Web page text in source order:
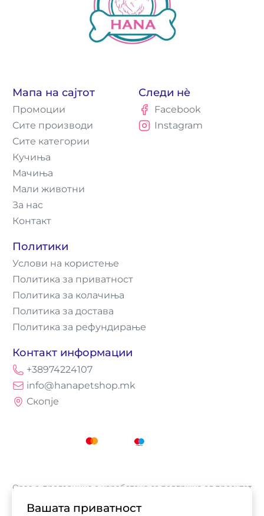
Вашата приватност
Мапа на сајтот
Промоции
Сите производи
Сите категории
Кучиња
Мачиња
Мали животни
За нас
Контакт
Политики
Услови на користење
Политика за приватност
Политика за колачиња
Политика за достава
Политика за рефундирање
Контакт информации
+38974224107
info@hanapetshop.mk
Скопје
Следи нè
Facebook
Instagram
Оваа е-продавница е изработена со поддршка од проектот
„Е-трговија: Супермоќ за локалните бизниси vol.2",